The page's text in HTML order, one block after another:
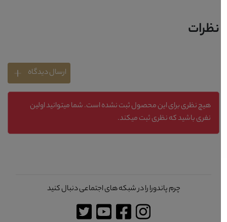
نظرات
ارسال دیدگاه
هیچ نظری برای این محصول ثبت نشده است. شما میتوانید اولین
نفری باشید که نظری ثبت میکند.
چرم پاندورا را در شبکه های اجتماعی دنبال کنید